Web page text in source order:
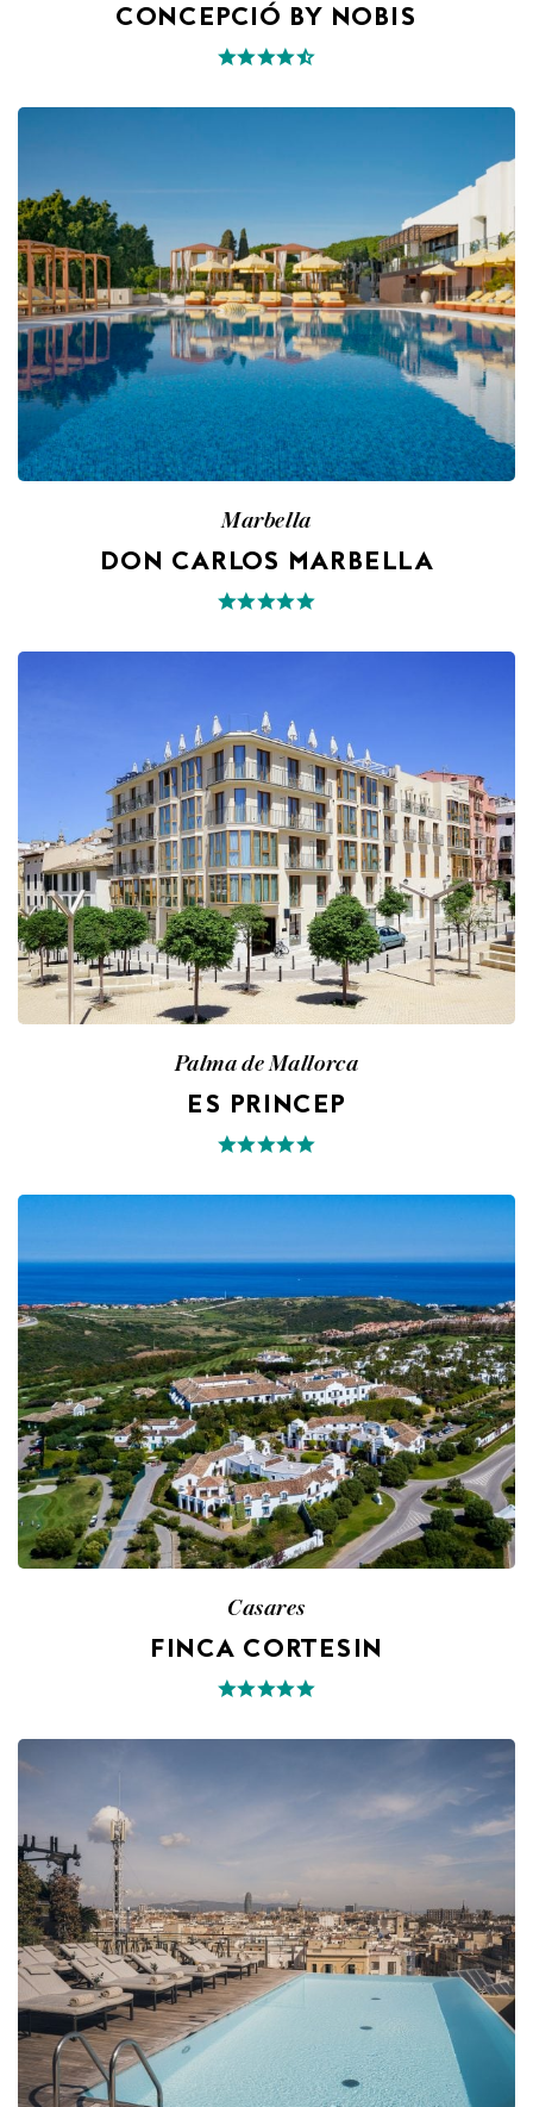
CONCEPCIÓ BY NOBIS
Marbella
DON CARLOS MARBELLA
Palma de Mallorca
ES PRINCEP
Casares
FINCA CORTESIN